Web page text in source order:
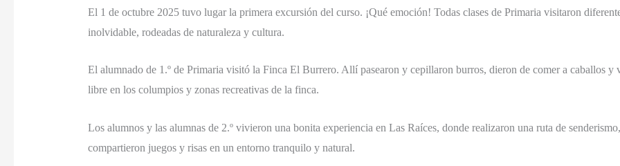
El 1 de octubre 2025 tuvo lugar la primera excursión del curso. ¡Qué emoción! Todas clases de Primaria visitaron
inolvidable, rodeadas de naturaleza y cultura.
El alumnado de 1.º de Primaria visitó la Finca El Burrero. Allí pasearon y cepillaron burros, dieron de comer a caballos y
libre en los columpios y zonas recreativas de la finca.
Los alumnos y las alumnas de 2.º vivieron una bonita experiencia en Las Raíces, donde realizaron una ruta de
compartieron juegos y risas en un entorno tranquilo y natural.